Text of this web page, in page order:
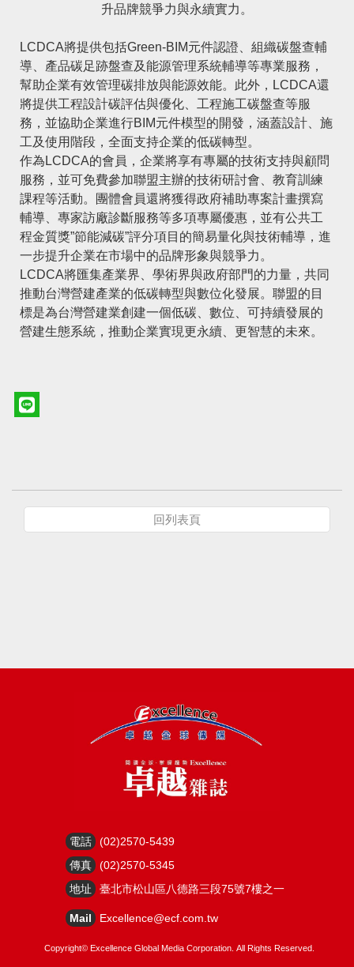
升品牌競爭力與永續實力。
LCDCA將提供包括Green-BIM元件認證、組織碳盤查輔
導、產品碳足跡盤查及能源管理系統輔導等專業服務，
幫助企業有效管理碳排放與能源效能。此外，LCDCA還
將提供工程設計碳評估與優化、工程施工碳盤查等服
務，並協助企業進行BIM元件模型的開發，涵蓋設計、施
工及使用階段，全面支持企業的低碳轉型。
作為LCDCA的會員，企業將享有專屬的技術支持與顧問
服務，並可免費參加聯盟主辦的技術研討會、教育訓練
課程等活動。團體會員還將獲得政府補助專案計畫撰寫
輔導、專家訪廠診斷服務等多項專屬優惠，並有公共工
程金質獎”節能減碳”評分項目的簡易量化與技術輔導，進
一步提升企業在市場中的品牌形象與競爭力。
LCDCA將匯集產業界、學術界與政府部門的力量，共同
推動台灣營建產業的低碳轉型與數位化發展。聯盟的目
標是為台灣營建業創建一個低碳、數位、可持續發展的
營建生態系統，推動企業實現更永續、更智慧的未來。
回列表頁
電話
(02)2570-5439
傳真
(02)2570-5345
地址
臺北市松山區八德路三段75號7樓之一
Mail Excellence@ecf.com.tw
Copyright©Excellence Global Media Corporation. All Rights Reserved.